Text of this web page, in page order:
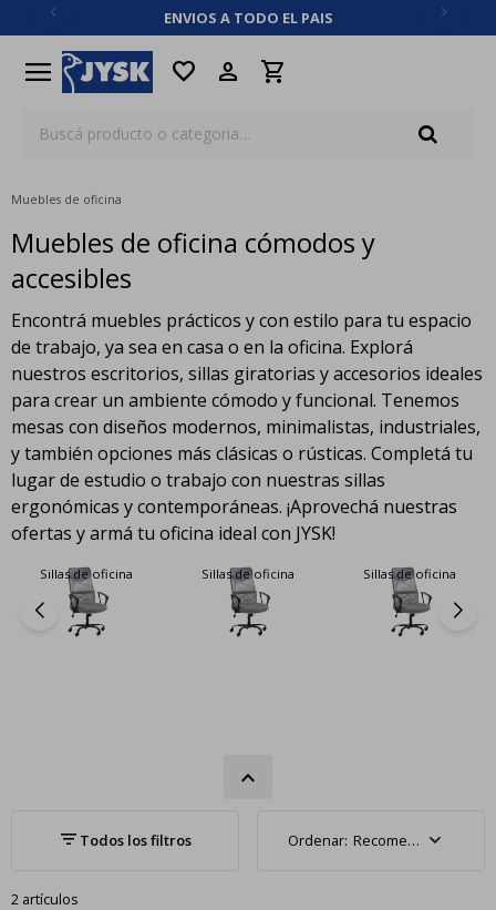
ENVIOS A TODO EL PAIS
menu favorite
Muebles de oficina
Muebles de oficina cómodos y
accesibles
Encontrá muebles prácticos y con estilo para tu espacio
de trabajo, ya sea en casa o en la oficina. Explorá
nuestros escritorios, sillas giratorias y accesorios ideales
para crear un ambiente cómodo y funcional. Tenemos
mesas con diseños modernos, minimalistas, industriales,
y también opciones más clásicas o rústicas. Completá tu
lugar de estudio o trabajo con nuestras sillas
ergonómicas y contemporáneas. ¡Aprovechá nuestras
ofertas y armá tu oficina ideal con JYSK!
Sillas de oficina Sillas de oficina Sillas de oficina
Recomendados
2 artículos
close